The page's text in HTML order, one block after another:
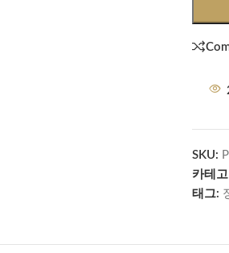
SKU:
카테
태그: